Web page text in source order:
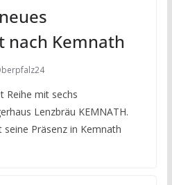
nach Kemnath
Reihe mit sechs
Lenzbräu KEMNATH.
seine Präsenz in Kemnath